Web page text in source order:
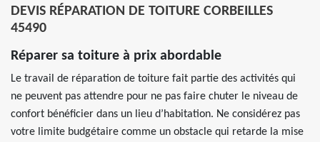
DEVIS RÉPARATION DE TOITURE CORBEILLES
45490
Réparer sa toiture à prix abordable
Le travail de réparation de toiture fait partie des activités qui
ne peuvent pas attendre pour ne pas faire chuter le niveau de
confort bénéficier dans un lieu d’habitation. Ne considérez pas
votre limite budgétaire comme un obstacle qui retarde la mise